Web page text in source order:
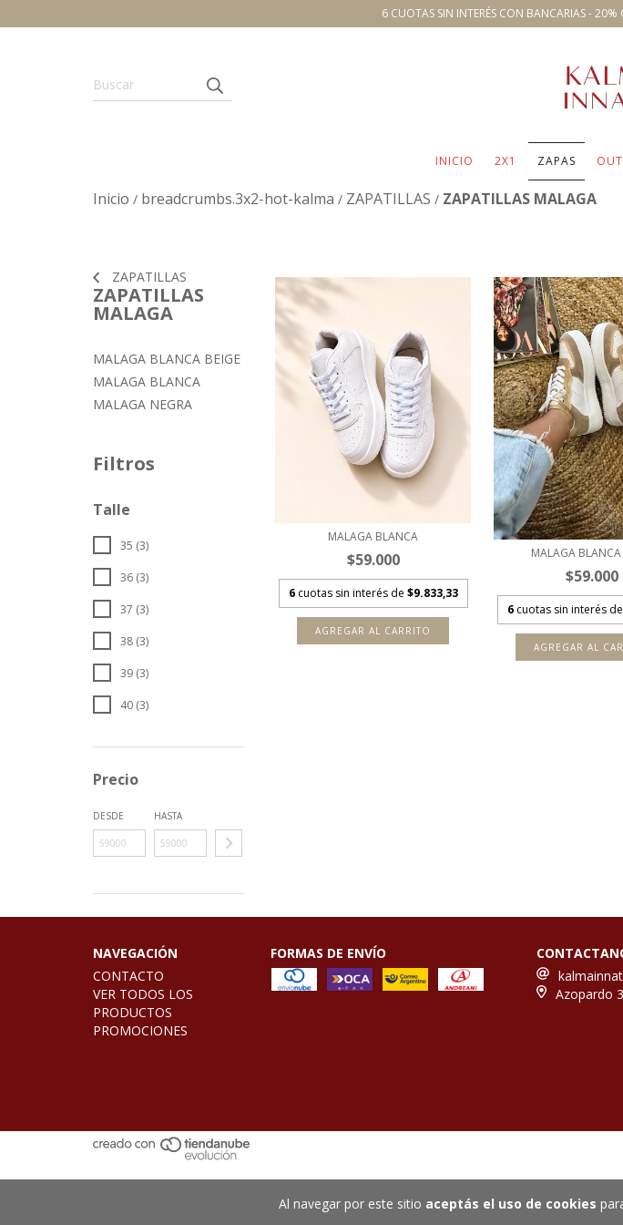
Al navegar por este sitio aceptás el uso de cookies
6 CUOTAS SIN INTERÉS CON BANCARIAS - 20%
INICIO 2X1 ZAPAS
Inicio / breadcrumbs.3x2-hot-kalma / ZAPATILLAS / ZAPATILLAS MALAGA
ZAPATILLAS
ZAPATILLAS
MALAGA
MALAGA BLANCA BEIGE
MALAGA BLANCA
MALAGA NEGRA
Filtros
Talle
35 (3)
36 (3)
37 (3)
38 (3)
39 (3)
40 (3)
Precio
DESDE HASTA
MALAGA BLANCA
$59.000
6 cuotas sin interés de $9.833,33
AGREGAR AL CARRITO
MALAGA BLANCA
$59.000
6 cuotas sin interés de
AGREGAR AL
NAVEGACIÓN
CONTACTO
VER TODOS LOS
PRODUCTOS
PROMOCIONES
FORMAS DE ENVÍO
Azopardo